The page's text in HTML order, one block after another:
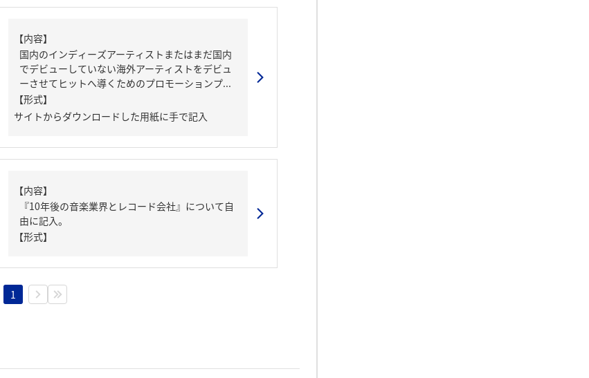
【内容】
国内のインディーズアーティストまたはまだ国内
でデビューしていない海外アーティストをデビュ
ーさせてヒットへ導くためのプロモーションプ...
【形式】
サイトからダウンロードした用紙に手で記入
【内容】
『10年後の音楽業界とレコード会社』について自
由に記入。
【形式】
1